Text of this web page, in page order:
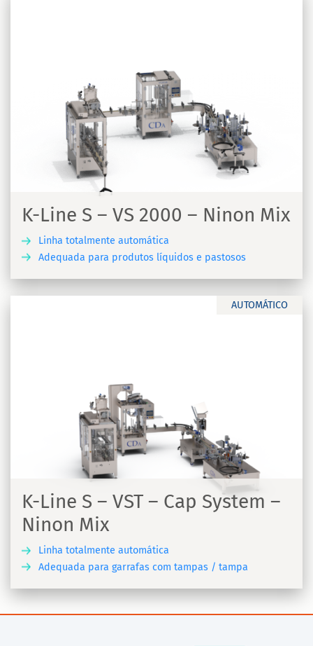
K-Line S – VS 2000 – Ninon Mix
Linha totalmente automática
Adequada para produtos líquidos e pastosos
AUTOMÁTICO
K-Line S – VST – Cap System –
Ninon Mix
Linha totalmente automática
Adequada para garrafas com tampas / tampa